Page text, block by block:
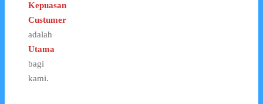
Kepuasan
Custumer
adalah
Utama
bagi
kami.